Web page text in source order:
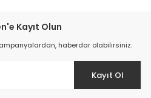
Kayıt Olun
haberdar olabilirsiniz.
Kayıt Ol